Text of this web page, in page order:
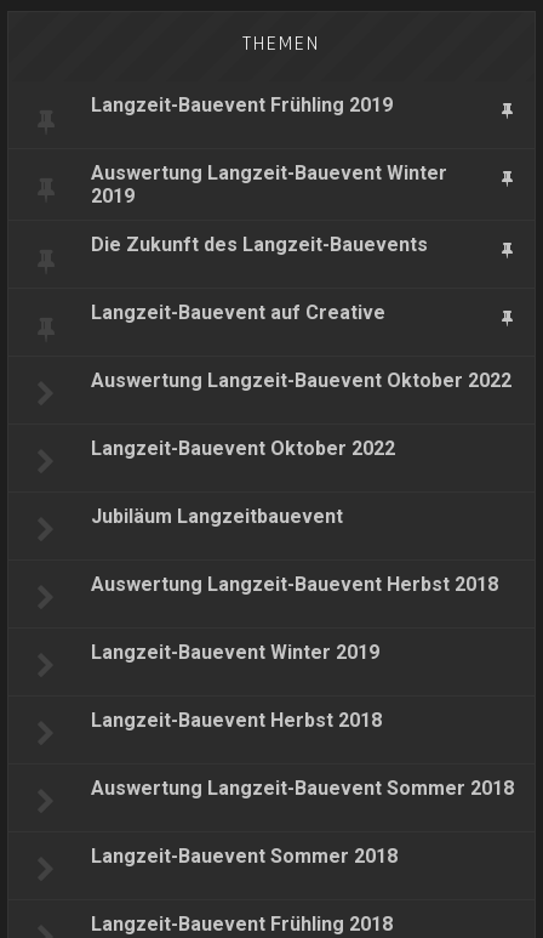
THEMEN
Langzeit-Bauevent Frühling 2019
Auswertung Langzeit-Bauevent Winter
2019
Die Zukunft des Langzeit-Bauevents
Langzeit-Bauevent auf Creative
Auswertung Langzeit-Bauevent Oktober 2022
Langzeit-Bauevent Oktober 2022
Jubiläum Langzeitbauevent
Auswertung Langzeit-Bauevent Herbst 2018
Langzeit-Bauevent Winter 2019
Langzeit-Bauevent Herbst 2018
Auswertung Langzeit-Bauevent Sommer 2018
Langzeit-Bauevent Sommer 2018
Langzeit-Bauevent Frühling 2018